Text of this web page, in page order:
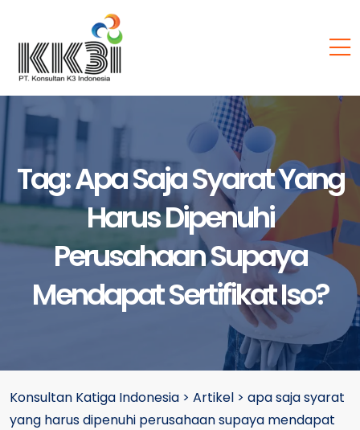
Tag:Apa Saja Syarat Yang
Harus Dipenuhi
Perusahaan Supaya
Mendapat Sertifikat Iso?
Konsultan Katiga Indonesia > Artikel > apa saja syarat
yang harus dipenuhi perusahaan supaya mendapat